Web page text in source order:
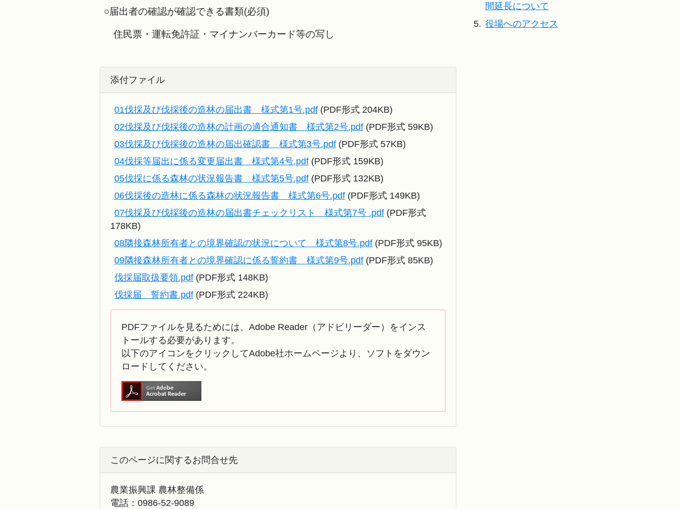
○届出者の確認が確認できる書類(必須)
住民票・運転免許証・マイナンバーカード等の写し
添付ファイル
01伐採及び伐採後の造林の届出書 様式第1号.pdf (PDF形式 204KB)
02伐採及び伐採後の造林の計画の適合通知書 様式第2号.pdf (PDF形式 59KB)
03伐採及び伐採後の造林の届出確認書 様式第3号.pdf (PDF形式 57KB)
04伐採等届出に係る変更届出書 様式第4号.pdf (PDF形式 159KB)
05伐採に係る森林の状況報告書 様式第5号.pdf (PDF形式 132KB)
06伐採後の造林に係る森林の状況報告書 様式第6号.pdf (PDF形式 149KB)
07伐採及び伐採後の造林の届出書チェックリスト 様式第7号 .pdf (PDF形式
178KB)
08隣接森林所有者との境界確認の状況について 様式第8号.pdf (PDF形式 95KB)
09隣接森林所有者との境界確認に係る誓約書 様式第9号.pdf (PDF形式 85KB)
伐採届取扱要領.pdf (PDF形式 148KB)
伐採届 誓約書.pdf (PDF形式 224KB)
PDFファイルを見るためには、Adobe Reader（アドビリーダー）をインス
トールする必要があります。
以下のアイコンをクリックしてAdobe社ホームページより、ソフトをダウン
ロードしてください。
このページに関するお問合せ先
農業振興課 農林整備係
電話： 0986-52-9089
間延長について
5. 役場へのアクセス